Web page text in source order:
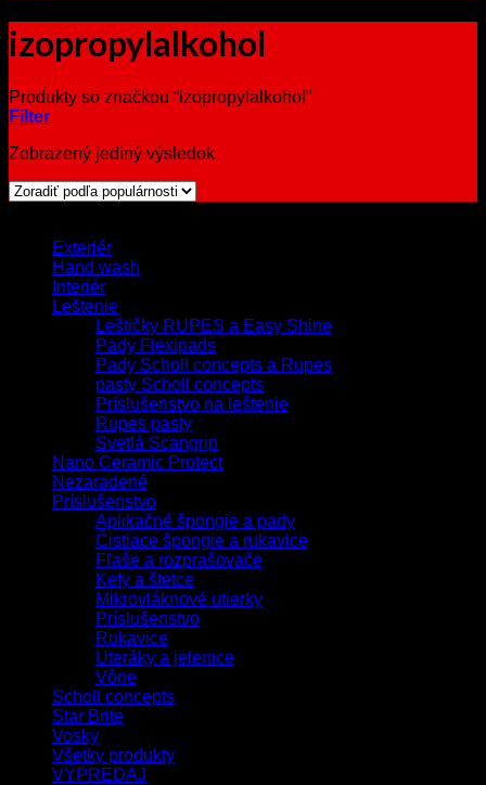
izopropylalkohol
Produkty so značkou “izopropylalkohol”
Filter
Zobrazený jediný výsledok
Exteriér
Hand wash
Interiér
Leštenie
Leštičky RUPES a Easy Shine
Pady Flexipads
Pady Scholl concepts a Rupes
pasty Scholl concepts
Príslušenstvo na leštenie
Rupes pasty
Svetlá Scangrip
Nano Ceramic Protect
Nezaradené
Príslušenstvo
Aplikačné špongie a pady
Čistiace špongie a rukavice
Fľaše a rozprašovače
Kefy a štetce
Mikrovláknové utierky
Príslušenstvo
Rukavice
Uteráky a jelenice
Vône
Scholl concepts
Star Brite
Vosky
Všetky produkty
VÝPREDAJ